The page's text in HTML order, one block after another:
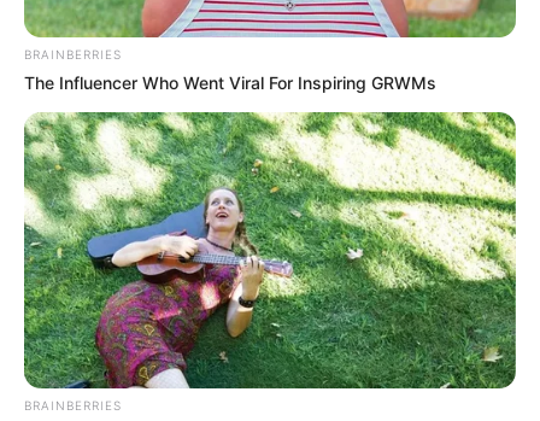
PostedFriss hírek
Orbán kézmozdulata elárulta,
nem annyira biztos a választási
győzelmében, mint J. D. Vance
bySzerző • April 8, 2026
BRAINBERRIES
The Influencer Who Went Viral For Inspiring GRWMs
BRAINBERRIES